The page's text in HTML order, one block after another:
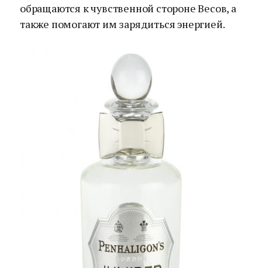
обращаются к чувственной стороне Весов, а
также помогают им зарядиться энергией.